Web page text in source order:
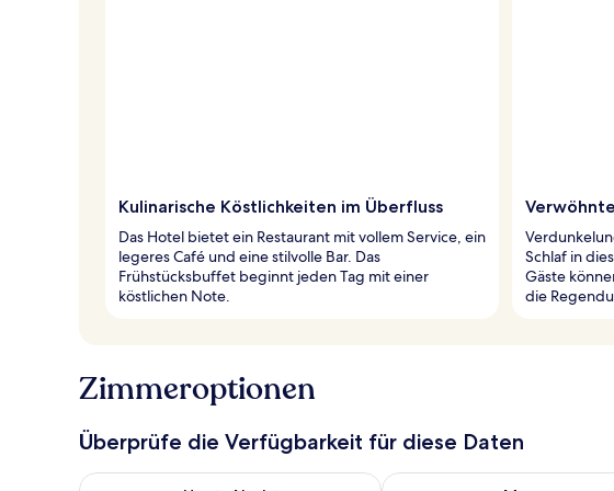
Kulinarische Köstlichkeiten im Überfluss
Das Hotel bietet ein Restaurant mit vollem Service, ein
legeres Café und eine stilvolle Bar. Das
Frühstücksbuffet beginnt jeden Tag mit einer
köstlichen Note.
Schlaf in
Gäste
die
Zimmeroptionen
Überprüfe die Verfügbarkeit für diese Daten
Überprüfe die Verfügbarkeit für heute Nacht, Aug. 7 - Aug. 8.
Überprüfe die Verfügbarkeit